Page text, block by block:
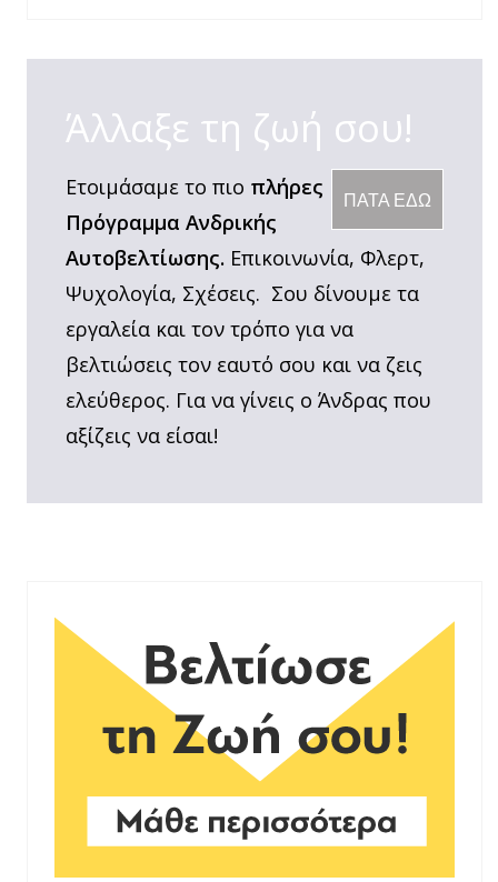
Άλλαξε τη ζωή σου!
ΠΑΤΑ ΕΔΩ
Ετοιμάσαμε το πιο πλήρες
Πρόγραμμα Ανδρικής
Αυτοβελτίωσης. Επικοινωνία, Φλερτ,
Ψυχολογία, Σχέσεις. Σου δίνουμε τα
εργαλεία και τον τρόπο για να
βελτιώσεις τον εαυτό σου και να ζεις
ελεύθερος. Για να γίνεις ο Άνδρας που
αξίζεις να είσαι!